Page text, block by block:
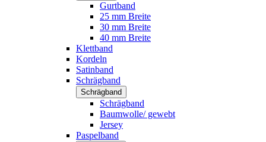
Gurtband
25 mm Breite
30 mm Breite
40 mm Breite
Klettband
Kordeln
Satinband
Schrägband
Schrägband
Schrägband
Baumwolle/ gewebt
Jersey
Paspelband